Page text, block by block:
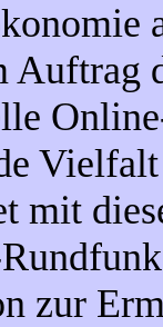
Auftrag
mit
zur